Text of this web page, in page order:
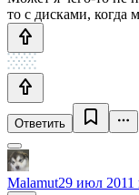
то с дисками, когда
Ответить
Malamut29 июл 2011